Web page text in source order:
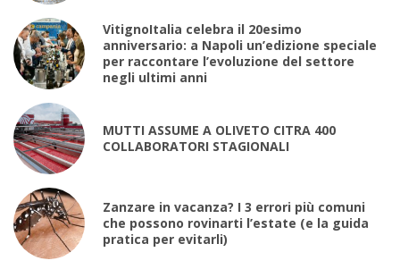
VitignoItalia celebra il 20esimo
anniversario: a Napoli un’edizione speciale
per raccontare l’evoluzione del settore
negli ultimi anni
MUTTI ASSUME A OLIVETO CITRA 400
COLLABORATORI STAGIONALI
Zanzare in vacanza? I 3 errori più comuni
che possono rovinarti l’estate (e la guida
pratica per evitarli)